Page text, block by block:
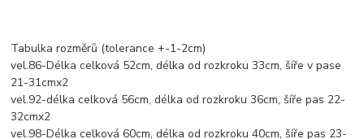
Tabulka rozměrů (tolerance +-1-2cm)
vel.86-Délka celková 52cm, délka od rozkroku 33cm, šíře v pase
21-31cmx2
vel.92-délka celková 56cm, délka od rozkroku 36cm, šíře pas 22-
32cmx2
vel.98-Délka celková 60cm, délka od rozkroku 40cm, šíře pas 23-